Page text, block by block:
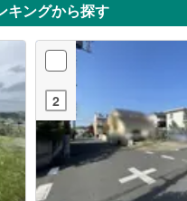
キングから探す
2